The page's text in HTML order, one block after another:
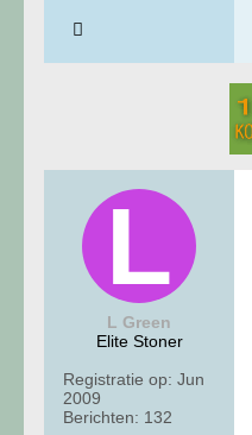
L Green
Elite Stoner
Registratie op: Jun
2009
Berichten: 132